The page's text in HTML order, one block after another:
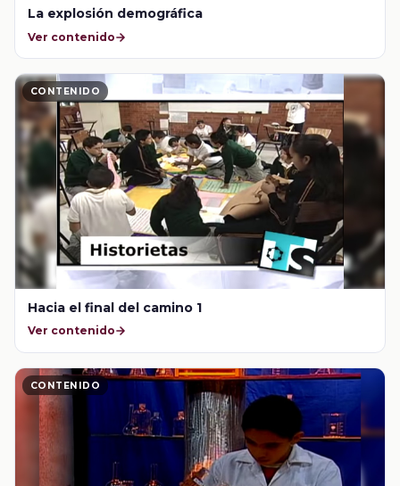
La explosión demográfica
Ver contenido
CONTENIDO
Hacia el final del camino 1
Ver contenido
CONTENIDO